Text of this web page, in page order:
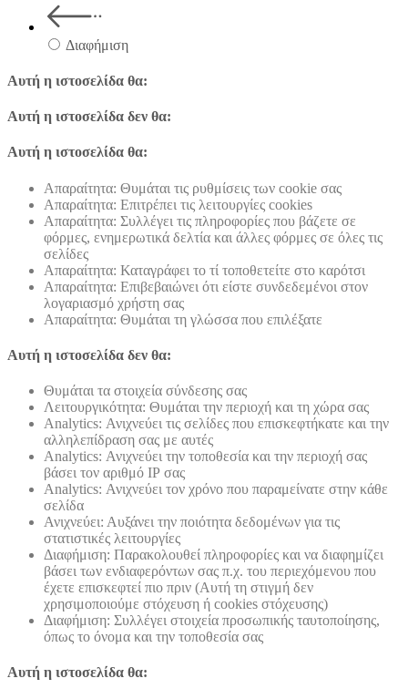
Διαφήμιση
Αυτή η ιστοσελίδα θα:
Αυτή η ιστοσελίδα δεν θα:
Αυτή η ιστοσελίδα θα:
Απαραίτητα: Θυμάται τις ρυθμίσεις των cookie σας
Απαραίτητα: Επιτρέπει τις λειτουργίες cookies
Απαραίτητα: Συλλέγει τις πληροφορίες που βάζετε σε
φόρμες, ενημερωτικά δελτία και άλλες φόρμες σε όλες τις
σελίδες
Απαραίτητα: Καταγράφει το τί τοποθετείτε στο καρότσι
Απαραίτητα: Επιβεβαιώνει ότι είστε συνδεδεμένοι στον
λογαριασμό χρήστη σας
Απαραίτητα: Θυμάται τη γλώσσα που επιλέξατε
Αυτή η ιστοσελίδα δεν θα:
Θυμάται τα στοιχεία σύνδεσης σας
Λειτουργικότητα: Θυμάται την περιοχή και τη χώρα σας
Analytics: Ανιχνεύει τις σελίδες που επισκεφτήκατε και την
αλληλεπίδραση σας με αυτές
Analytics: Ανιχνεύει την τοποθεσία και την περιοχή σας
βάσει τον αριθμό ΙΡ σας
Analytics: Ανιχνεύει τον χρόνο που παραμείνατε στην κάθε
σελίδα
Ανιχνεύει: Αυξάνει την ποιότητα δεδομένων για τις
στατιστικές λειτουργίες
Διαφήμιση: Παρακολουθεί πληροφορίες και να διαφημίζει
βάσει των ενδιαφερόντων σας π.χ. του περιεχόμενου που
έχετε επισκεφτεί πιο πριν (Αυτή τη στιγμή δεν
χρησιμοποιούμε στόχευση ή cookies στόχευσης)
Διαφήμιση: Συλλέγει στοιχεία προσωπικής ταυτοποίησης,
όπως το όνομα και την τοποθεσία σας
Αυτή η ιστοσελίδα θα: